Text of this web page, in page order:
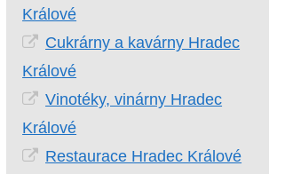
Králové
Cukrárny a kavárny Hradec
Králové
Vinotéky, vinárny Hradec
Králové
Restaurace Hradec Králové